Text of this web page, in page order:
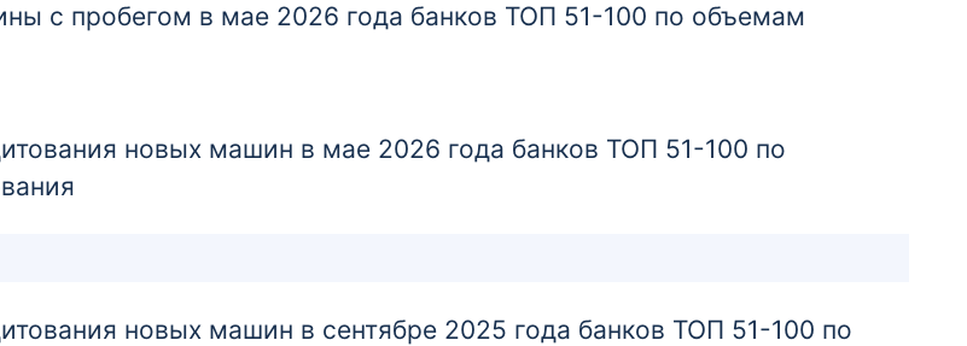
Отделение
с пробегом в мае 2026 года банков ТОП 51-100 по объемам
новых машин в мае 2026 года банков ТОП 51-100 по
новых машин в сентябре 2025 года банков ТОП 51-100 по